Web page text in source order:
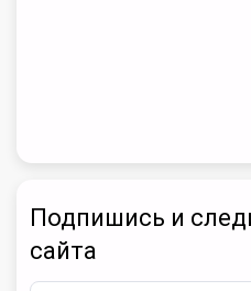
Подпишись и
сайта